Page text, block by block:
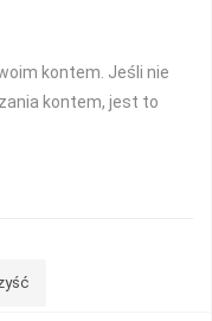
kontem. Jeśli nie
kontem, jest to